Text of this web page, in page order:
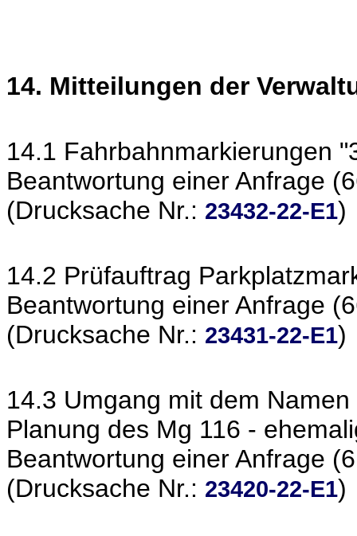
14. Mitteilungen der
14.1 Fahrbahnmarkierungen
Beantwortung einer Anfrage
(Drucksache Nr.: 23432-22-E1)
14.2 Prüfauftrag
Beantwortung einer Anfrage
(Drucksache Nr.: 23431-22-E1)
14.3 Umgang mit dem
Planung des Mg 116 -
Beantwortung einer Anfrage
(Drucksache Nr.: 23420-22-E1)